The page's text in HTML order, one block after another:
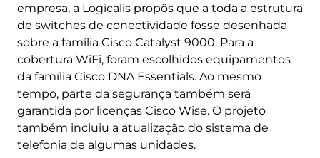
empresa, a Logicalis propôs que a toda a estrutura
de switches de conectividade fosse desenhada
sobre a família Cisco Catalyst 9000. Para a
cobertura WiFi, foram escolhidos equipamentos
da família Cisco DNA Essentials. Ao mesmo
tempo, parte da segurança também será
garantida por licenças Cisco Wise. O projeto
também incluiu a atualização do sistema de
telefonia de algumas unidades.